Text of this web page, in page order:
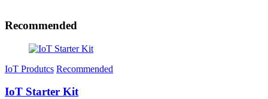
Recommended
IoT Produtcs Recommended
IoT Starter Kit